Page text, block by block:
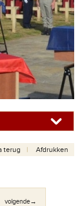
terug Afdrukken
volgende→